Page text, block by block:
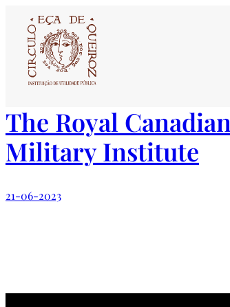
conteúdo
The Royal Canadian
Military Institute
21-06-2023